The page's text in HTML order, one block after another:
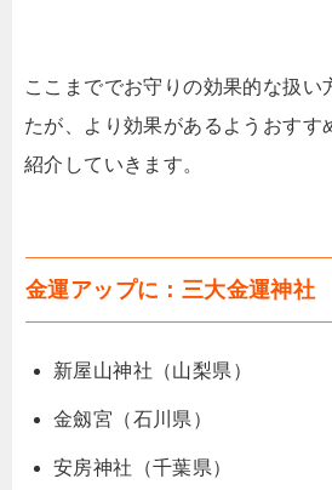
ここまででお守りの効果的な扱い
たが、より効果があるようおすす
紹介していきます。
金運アップに：三大金運神社
新屋山神社（山梨県）
金劔宮（石川県）
安房神社（千葉県）